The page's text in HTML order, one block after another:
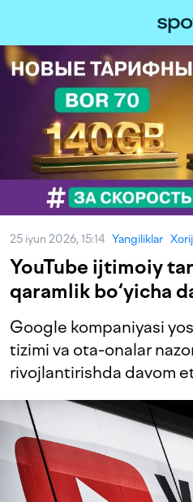
25 iyun 2026, 15:14 Yangiliklar
YouTube ijtimoiy
qaramlik bo‘yicha
Google kompaniyasi
tizimi va ota-onalar
rivojlantirishda davom